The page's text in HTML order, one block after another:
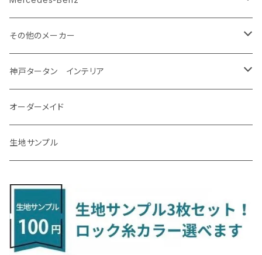
H31/4～R7/12 50系
H24/6～H29/12 10系
アクア
H23/12～R3/7 NHP10
R3/7～ MXPK系
アベンシス
H23/9～H30/4 270系
アリオン
H23/10～R3/3 260系
アルファード/ヴェルファイアＨＶ
H27/1～R5/6 30系
R5/6～ 40系
H24/4～29/10 20系
ヴィッツ
H22/12～R2/3 130系
ヴォクシー
R6/5～ 6人乗 TAWH15W
H18/9～H29/10
ＬＳ６００ｈ
H19/5～H29/10
ＬＳ５００/ＬＳ５００ｈ
H29/10～
ＬＸ
H27/9～R3/10 URJ201W
ＮＸ
R3/11～ 20系
H26/10～
ＲＸ
H27/10～R4/7 20系5人乗
ＵＸ
R4/7～ T33
H22/8～R8/7 E52
R8/7～ E53
オーラ
R3/8～ E13
ＮＶ３５０キャラバン
H24/6～ E26 3人乗
H24/6～ E26 5・6人乗
キューブ
H14/10～R2/3 Z11・Z12
キックス
R2/6~R8/6 15系(e-POWER)
R8/6～ 16系
H11/6～H16/10 Y34
サクラ
R4/5～ B6AW
シーマ
R4/9～ GU系
サンバーバン/ディアス
H11/2～H24/2 TV系
H24/4～R4/1 S3系
サンバートラック
H24/2～H26/9 S200系
H26/9～ S500系
シフォン
H28/12～R1/7 LA600/610
ジャスティ
H23/5～ LA100系
ソルテラ
R4/5~ XEAM10X・YEAM15X
ディアスワゴン
R1/9～ DJ系
ＭＡＺＤＡ３
R1/5～ BP系
ＭＡＺＤＡ６
R1/8～ GJ系
ＭＸ－３０
R2/10～ DREJ3P
アクセラ/アクセラ・スポーツ
H24/11～R1/8 GJ系
キャロル
H27/1～ HB36/37/97S
キャロルエコ
R2/9～ S403/413V
グランマックストラック
R2/9～ S403/413P
コペン
H14/6～ L880/LA400K
タフト
R2/6～ LA900/910S
タント
R1/7～ LA650/660
H28/11～ M900系
ハイゼット・キャディー
H28/6～R3/9 LA700V
ハイゼット・カーゴ
R3/12～ HA37/97S
H20/11～ HE22/33S
アルトラパンLC
R4/6～ HE33S
イグニス
H28/2～ FF21S
エスクード
H17/5～H27/10 TA/TD系
エブリィ
H13/9～ DA系
クロスビー(XBEE)
H29/12～R7/10 MN71S
ジムニー
H26/2～ B11A/B30系
ｅｋワゴン
H25/6～ B11W/B30系
ｅｋカスタム/ｅｋクロス
H25/6～H31/3 ｅｋカスタム
H31/3～ ｅｋクロス
ekクロスEV
R4/6～ B5AW
アイミーブ
H24/10～R2/12 GF系
アウトランダーＰＨＥＶ
H25/1～ GG/GN系 5人乗
エクリプスクロス/エクリプスクロスPHEV
H30/8～R4/12 RW1/2・RT5/6 5人乗り
H22/2～29/1 ZF1・ZF2
NBOX/NBOXカスタム
H23/12～H29/9 JF1/2
H29/9～R5/10 JF3/4
NBOXプラス/NBOXプラスカスタム
H24/7～H29/8 JF1/2
NBOXスラッシュ
H26/12～R2/2 JF1/2
NBOXジョイ
H24/11～R2/3 JG1・JG2
R2/11～ JG3・JG4
N-ONE e:
R7/9~ JG5
N-VAN
H24/10～R3/3 AA系
アルテオン
H29/10～ ３HD系
ゴルフ
H25/4～R3/4 AU系
R3/6～ CDD系
H16/4～28/1 １T系 トゥラン
シャラン
H23/2～ 7N系
Tクロス
R2/7～ A1D系
ティグアン
H20/9～H29/1 5NC系
トゥアレグ
Ａクラス
H24/11～30/10
H30/10～
Ｂクラス
H24/4～R1/6
Ｃクラス
H26/7～R4/2
ＣＬＡクラス
H27/6～R1/8
ＣＬＳクラス
H30/6～
Ｅクラス
その他のメーカー
MINI
MINIクロスオーバー
神戸タータン インテリア
ラグマット
ラグマットセカンド（L）
ラグマットミニ（S）
オーダーメイド
生地サンプル